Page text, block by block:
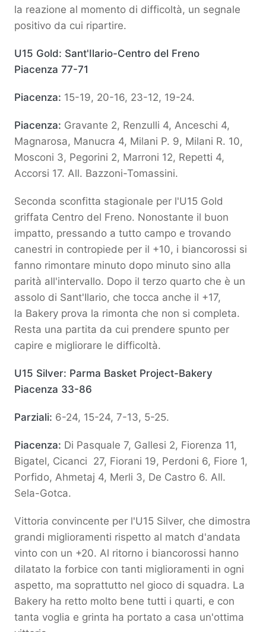
la reazione al momento di difficoltà, un segnale
positivo da cui ripartire.
U15 Gold: Sant'Ilario-Centro del Freno
Piacenza 77-71
Piacenza: 15-19, 20-16, 23-12, 19-24.
Piacenza: Gravante 2, Renzulli 4, Anceschi 4,
Magnarosa, Manucra 4, Milani P. 9, Milani R. 10,
Mosconi 3, Pegorini 2, Marroni 12, Repetti 4,
Accorsi 17. All. Bazzoni-Tomassini.
Seconda sconfitta stagionale per l'U15 Gold
griffata Centro del Freno. Nonostante il buon
impatto, pressando a tutto campo e trovando
canestri in contropiede per il +10, i biancorossi si
fanno rimontare minuto dopo minuto sino alla
parità all'intervallo. Dopo il terzo quarto che è un
assolo di Sant'Ilario, che tocca anche il +17,
la Bakery prova la rimonta che non si completa.
Resta una partita da cui prendere spunto per
capire e migliorare le difficoltà.
U15 Silver: Parma Basket Project-Bakery
Piacenza 33-86
Parziali: 6-24, 15-24, 7-13, 5-25.
Piacenza: Di Pasquale 7, Gallesi 2, Fiorenza 11,
Bigatel, Cicanci 27, Fiorani 19, Perdoni 6, Fiore 1,
Porfido, Ahmetaj 4, Merli 3, De Castro 6. All.
Sela-Gotca.
Vittoria convincente per l'U15 Silver, che dimostra
grandi miglioramenti rispetto al match d'andata
vinto con un +20. Al ritorno i biancorossi hanno
dilatato la forbice con tanti miglioramenti in ogni
aspetto, ma soprattutto nel gioco di squadra. La
Bakery ha retto molto bene tutti i quarti, e con
tanta voglia e grinta ha portato a casa un'ottima